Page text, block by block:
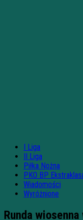
I Liga
II Liga
Piłka Nożna
PKO BP
Wiadomości
Wyróżnione
Runda